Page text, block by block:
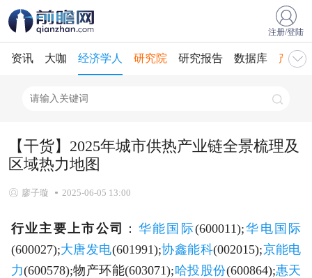
注册/登陆
资讯 大咖 经济学人 研究院 研究报告 数据库 产业
【干货】2025年城市供热产业链全景梳理及
区域热力地图
廖子璇 2025-06-05 13:00
行业主要上市公司 ： 华能国际(600011);华电国际
(600027);大唐发电(601991);协鑫能科(002015);京能电
力(600578);物产环能(603071);哈投股份(600864);惠天